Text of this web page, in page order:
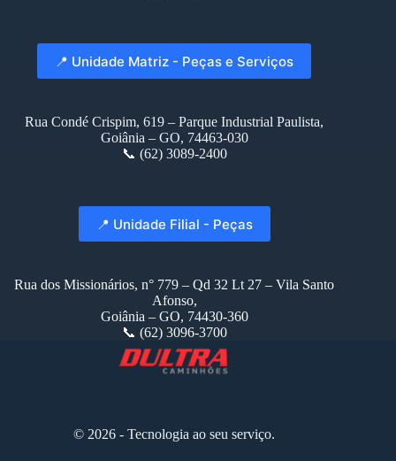
📍 Unidade Matriz - Peças e Serviços
Rua Condé Crispim, 619 – Parque Industrial Paulista,
Goiânia – GO, 74463-030
📞 (62) 3089-2400
📍 Unidade Filial - Peças
Rua dos Missionários, n° 779 – Qd 32 Lt 27 – Vila Santo
Afonso,
Goiânia – GO, 74430-360
📞 (62) 3096-3700
© 2026 - Tecnologia ao seu serviço.